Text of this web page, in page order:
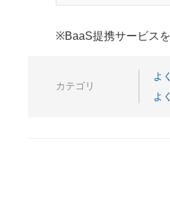
※BaaS提携サービス
カテゴリ
よ
よ